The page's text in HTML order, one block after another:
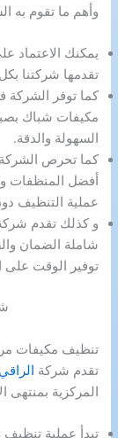
وأهم ما تقوم به
يمكنك الاعتماد
تقدمها شركتنا
كما توفر الشركة
مكيفات شباك
السهولة والدقة.
كما تحرص
أفضل المنظفات
عملية التنظيف
و كذلك تقدم
شاملة الضمان
توفير الوقت على
تنظيف مكيفات
تقدم شركة
المركزية بمنتهى
تبدأ عملية